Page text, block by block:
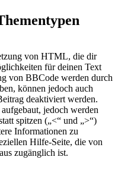
von HTML, die dir
für deinen Text
von BBCode werden durch
können jedoch auch
deaktiviert werden.
jedoch werden
spitzen („<“ und „>“)
Informationen zu
Hilfe-Seite, die von
zugänglich ist.